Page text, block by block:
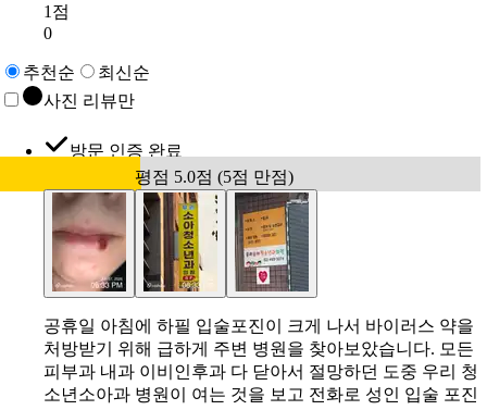
1점
0
추천순
최신순
사진 리뷰만
방문 인증 완료
평점 5.0점 (5점 만점)
공휴일 아침에 하필 입술포진이 크게 나서 바이러스 약을
처방받기 위해 급하게 주변 병원을 찾아보았습니다. 모든
피부과 내과 이비인후과 다 닫아서 절망하던 도중 우리 청
소년소아과 병원이 여는 것을 보고 전화로 성인 입술 포진